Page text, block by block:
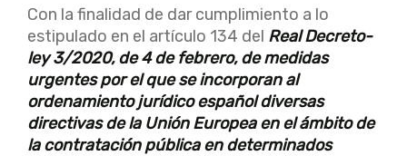
Con la finalidad de dar cumplimiento a lo
estipulado en el artículo 134 del Real Decreto-
ley 3/2020, de 4 de febrero, de medidas
urgentes por el que se incorporan al
ordenamiento jurídico español diversas
directivas de la Unión Europea en el ámbito de
la contratación pública en determinados